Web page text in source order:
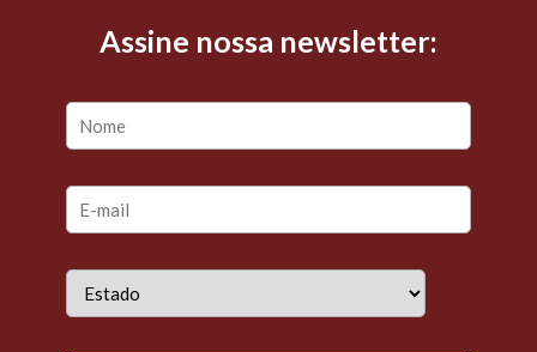
Assine nossa newsletter: